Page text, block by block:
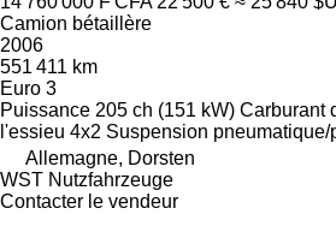
Camion bétaillère
2006
551 411 km
Euro 3
Puissance 205 ch (151 kW) Carburant
l'essieu 4x2 Suspension
Allemagne, Dorsten
WST Nutzfahrzeuge
Contacter le vendeur